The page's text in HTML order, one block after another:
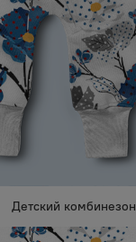
Детский комбинезон